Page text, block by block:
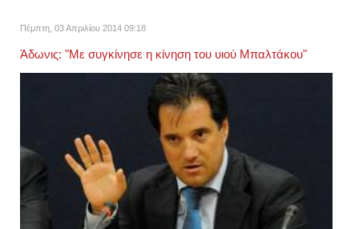
Πέμπτη, 03 Απριλίου 2014 09:18
Άδωνις: "Με συγκίνησε η κίνηση του υιού Μπαλτάκου"